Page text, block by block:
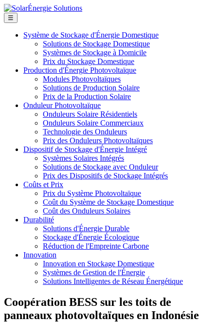
☰
Système de Stockage d'Énergie Domestique
Solutions de Stockage Domestique
Systèmes de Stockage à Domicile
Prix du Stockage Domestique
Production d'Énergie Photovoltaïque
Modules Photovoltaïques
Solutions de Production Solaire
Prix de la Production Solaire
Onduleur Photovoltaïque
Onduleurs Solaire Résidentiels
Onduleurs Solaire Commerciaux
Technologie des Onduleurs
Prix des Onduleurs Photovoltaïques
Dispositif de Stockage d'Énergie Intégré
Systèmes Solaires Intégrés
Solutions de Stockage avec Onduleur
Prix des Dispositifs de Stockage Intégrés
Coûts et Prix
Prix du Système Photovoltaïque
Coût du Système de Stockage Domestique
Coût des Onduleurs Solaires
Durabilité
Solutions d'Énergie Durable
Stockage d'Énergie Écologique
Réduction de l'Empreinte Carbone
Innovation
Innovation en Stockage Domestique
Systèmes de Gestion de l'Énergie
Solutions Intelligentes de Réseau Énergétique
Coopération BESS sur les toits de
panneaux photovoltaïques en Indonésie